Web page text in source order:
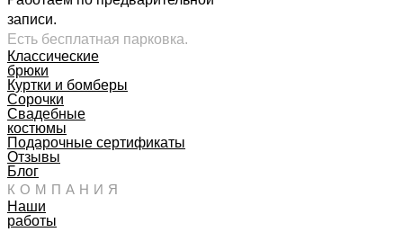
записи.
Есть бесплатная парковка.
Классические
брюки
Куртки и бомберы
Сорочки
Свадебные
костюмы
Подарочные сертификаты
Отзывы
Блог
КОМПАНИЯ
Наши
работы